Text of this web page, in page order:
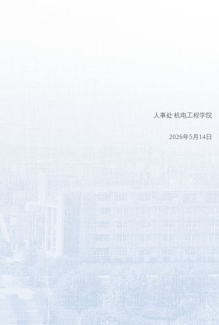
人事处 机电工程学院
2026年5月14日